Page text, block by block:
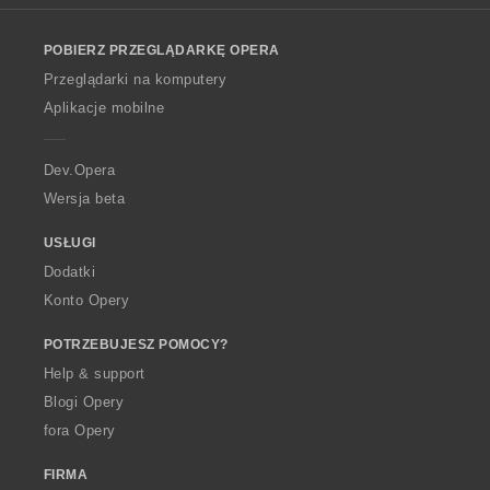
w
O
p
a
POBIERZ PRZEGLĄDARKĘ OPERA
Przeglądarki na komputery
Aplikacje mobilne
Dev.Opera
Wersja beta
USŁUGI
Dodatki
Konto Opery
POTRZEBUJESZ POMOCY?
Help & support
Blogi Opery
fora Opery
FIRMA